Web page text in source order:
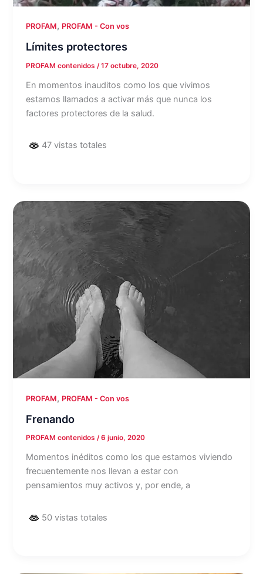
PROFAM, PROFAM - Con vos
Límites protectores
PROFAM contenidos/17 octubre, 2020
En momentos inauditos como los que vivimos
estamos llamados a activar más que nunca los
factores protectores de la salud.
47 vistas totales
PROFAM, PROFAM - Con vos
Frenando
PROFAM contenidos/6 junio, 2020
Momentos inéditos como los que estamos viviendo
frecuentemente nos llevan a estar con
pensamientos muy activos y, por ende, a
50 vistas totales